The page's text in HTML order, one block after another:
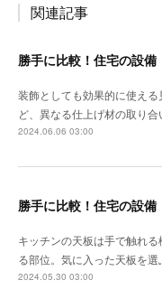
関連記事
装飾としても効果的に使え
ど、異なる仕上げ材の取り
2024.06.06 03:00
キッチンの天板は手で触れ
る部位。気に入った天板を
2024.05.30 03:00